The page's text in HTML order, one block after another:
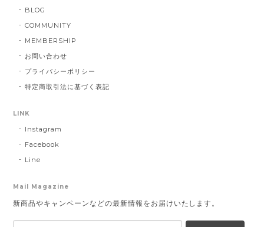
BLOG
COMMUNITY
MEMBERSHIP
お問い合わせ
プライバシーポリシー
特定商取引法に基づく表記
LINK
Instagram
Facebook
Line
Mail Magazine
新商品やキャンペーンなどの最新情報をお届けいたします。